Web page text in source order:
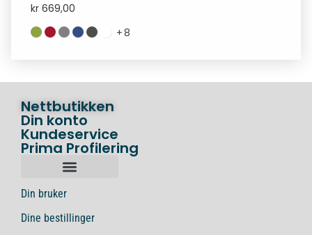
kr 669,00
+8
Nettbutikken
Din konto
Kundeservice
Prima Profilering
Din bruker
Dine bestillinger